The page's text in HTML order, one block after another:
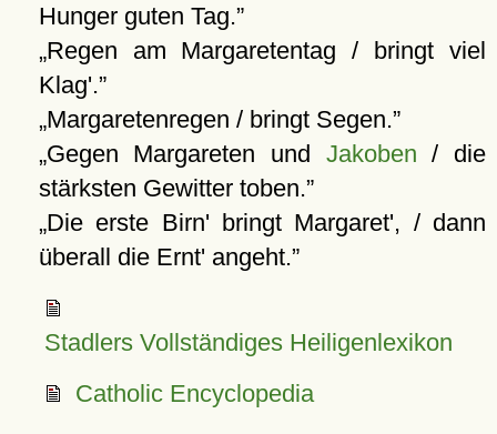
Hunger guten Tag.
Regen am Margaretentag / bringt viel
Klag'.
Margaretenregen / bringt Segen.
Gegen Margareten und Jakoben / die
stärksten Gewitter toben.
Die erste Birn' bringt Margaret', / dann
überall die Ernt' angeht.
Stadlers Vollständiges Heiligenlexikon
Catholic Encyclopedia